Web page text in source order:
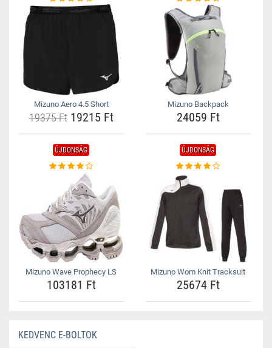
Mizuno Aero 4.5 Short
19375 Ft19215 Ft
Mizuno Backpack
24059 Ft
ÚJDONSÁG
Mizuno Wave Prophecy LS
103181 Ft
ÚJDONSÁG
Mizuno Wom Knit Tracksuit
25674 Ft
KEDVENC E-BOLTOK